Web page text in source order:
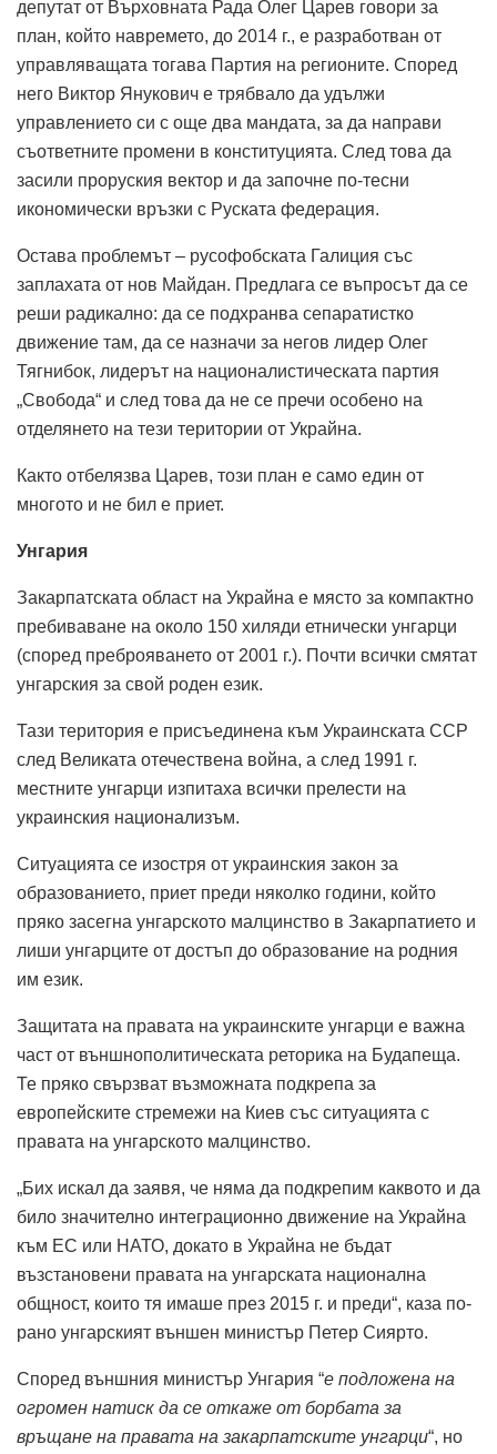
депутат от Върховната Рада Олег Царев говори за
план, който навремето, до 2014 г., е разработван от
управляващата тогава Партия на регионите. Според
него Виктор Янукович е трябвало да удължи
управлението си с още два мандата, за да направи
съответните промени в конституцията. След това да
засили проруския вектор и да започне по-тесни
икономически връзки с Руската федерация.
Остава проблемът – русофобската Галиция със
заплахата от нов Майдан. Предлага се въпросът да се
реши радикално: да се подхранва сепаратистко
движение там, да се назначи за негов лидер Олег
Тягнибок, лидерът на националистическата партия
„Свобода“ и след това да не се пречи особено на
отделянето на тези територии от Украйна.
Както отбелязва Царев, този план е само един от
многото и не бил е приет.
Унгария
Закарпатската област на Украйна е място за компактно
пребиваване на около 150 хиляди етнически унгарци
(според преброяването от 2001 г.). Почти всички смятат
унгарския за свой роден език.
Тази територия е присъединена към Украинската ССР
след Великата отечествена война, а след 1991 г.
местните унгарци изпитаха всички прелести на
украинския национализъм.
Ситуацията се изостря от украинския закон за
образованието, приет преди няколко години, който
пряко засегна унгарското малцинство в Закарпатието и
лиши унгарците от достъп до образование на родния
им език.
Защитата на правата на украинските унгарци е важна
част от външнополитическата реторика на Будапеща.
Те пряко свързват възможната подкрепа за
европейските стремежи на Киев със ситуацията с
правата на унгарското малцинство.
„Бих искал да заявя, че няма да подкрепим каквото и да
било значително интеграционно движение на Украйна
към ЕС или НАТО, докато в Украйна не бъдат
възстановени правата на унгарската национална
общност, които тя имаше през 2015 г. и преди“, каза по-
рано унгарският външен министър Петер Сиярто.
Според външния министър Унгария “е подложена на
огромен натиск да се откаже от борбата за
връщане на правата на закарпатските унгарци“, но